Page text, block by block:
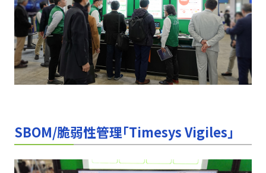
SBOM/脆弱性管理「Timesys Vigiles」